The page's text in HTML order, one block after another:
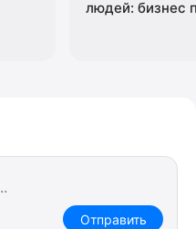
людей: бизнес
Отправить